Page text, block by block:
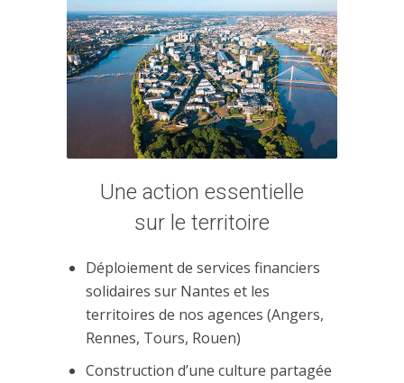
Une action essentielle
sur le territoire
Déploiement de services financiers
solidaires sur Nantes et les
territoires de nos agences (Angers,
Rennes, Tours, Rouen)
Construction d’une culture partagée